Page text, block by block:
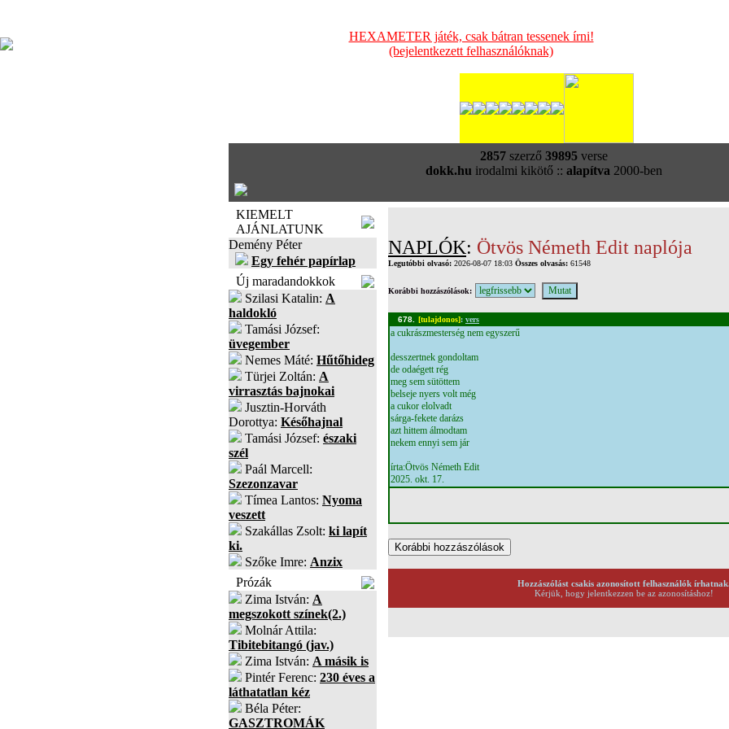
HEXAMETER játék, csak bátran tessenek írni!
(bejelentkezett felhasználóknak)
2857szerző 39895verse
dokk.hu irodalmi kikötő :: alapítva 2000-ben
KIEMELT
AJÁNLATUNK
Demény Péter
Egy fehér papírlap
Új maradandokkok
Szilasi Katalin: A
haldokló
Tamási József:
üvegember
Nemes Máté: Hűtőhideg
Türjei Zoltán: A
virrasztás bajnokai
Jusztin-Horváth
Dorottya: Későhajnal
Tamási József: északi
szél
Paál Marcell:
Szezonzavar
Tímea Lantos: Nyoma
veszett
Szakállas Zsolt: ki lapít
ki.
Szőke Imre: Anzix
Prózák
Zima István: A
megszokott színek(2.)
Molnár Attila:
Tibitebitangó (jav.)
Zima István: A másik is
Pintér Ferenc: 230 éves a
láthatatlan kéz
Béla Péter:
GASZTROMÁK
NAPLÓK: Ötvös Németh Edit naplója
Legutóbbi olvasó: 2026-08-07 18:03 Összes olvasás: 61548
Korábbi hozzászólások:
678. [tulajdonos]: vers
a cukrászmesterség nem egyszerű
desszertnek gondoltam
de odaégett rég
meg sem sütöttem
belseje nyers volt még
a cukor elolvadt
sárga-fekete darázs
azt hittem álmodtam
nekem ennyi sem jár
írta:Ötvös Németh Edit
2025. okt. 17.
Hozzászólást csakis azonosított felhasználók
Kérjük, hogy jelentkezzen be az azonosításhoz!